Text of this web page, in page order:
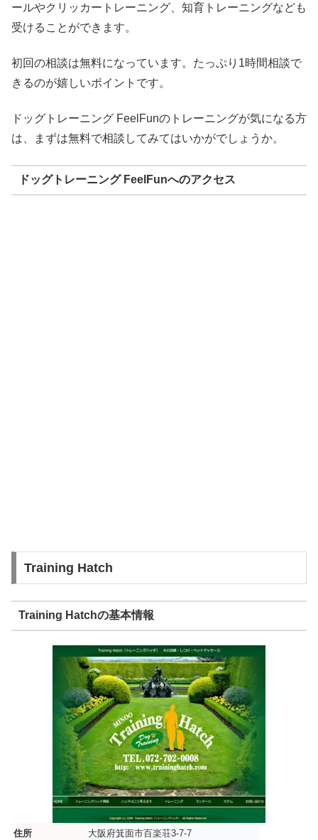
ールやクリッカートレーニング、知育トレーニングなども
受けることができます。
初回の相談は無料になっています。たっぷり1時間相談で
きるのが嬉しいポイントです。
ドッグトレーニング FeelFunのトレーニングが気になる方
は、まずは無料で相談してみてはいかがでしょうか。
ドッグトレーニング FeelFunへのアクセス
Training Hatch
Training Hatchの基本情報
住所
大阪府箕面市百楽荘3-7-7